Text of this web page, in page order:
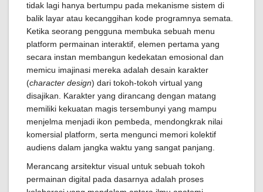
tidak lagi hanya bertumpu pada mekanisme sistem di
balik layar atau kecanggihan kode programnya semata.
Ketika seorang pengguna membuka sebuah menu
platform permainan interaktif, elemen pertama yang
secara instan membangun kedekatan emosional dan
memicu imajinasi mereka adalah desain karakter
(character design) dari tokoh-tokoh virtual yang
disajikan. Karakter yang dirancang dengan matang
memiliki kekuatan magis tersembunyi yang mampu
menjelma menjadi ikon pembeda, mendongkrak nilai
komersial platform, serta mengunci memori kolektif
audiens dalam jangka waktu yang sangat panjang.
Merancang arsitektur visual untuk sebuah tokoh
permainan digital pada dasarnya adalah proses